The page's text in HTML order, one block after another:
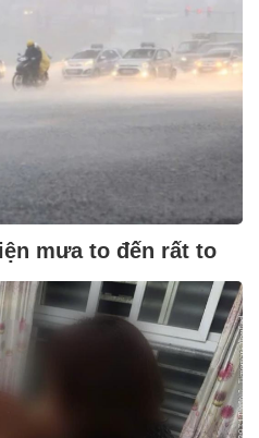
mưa to đến rất to